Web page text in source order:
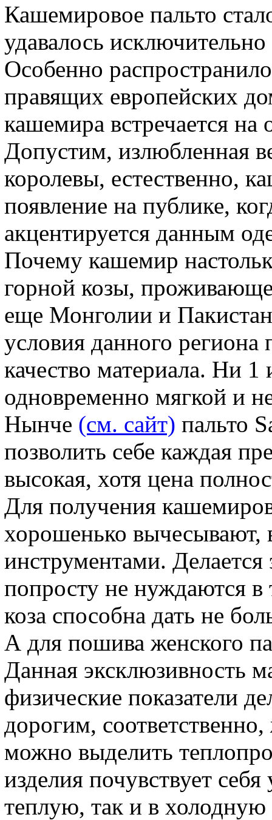
Кашемировое пальто
удавалось
Особенно
правящих европейских
кашемира встречается на
Допустим, излюбленная
королевы, естественно,
появление на публике,
акцентируется данным
Почему кашемир
горной козы,
еще Монголии и
условия данного региона
качество материала. Ни 1
одновременно мягкой и
Нынче (см. сайт) пальто
позволить себе каждая
высокая, хотя цена
Для получения
хорошенько
инструментами.
попросту не нуждаются в
коза способна дать не
А для пошива женского
Данная эксклюзивность
физические показатели
дорогим,
можно выделить
изделия почувствует
теплую, так и в